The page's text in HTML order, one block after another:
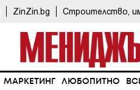
ZinZin.bg Строителство,
МАРКЕТИНГ ЛЮБОПИТНО